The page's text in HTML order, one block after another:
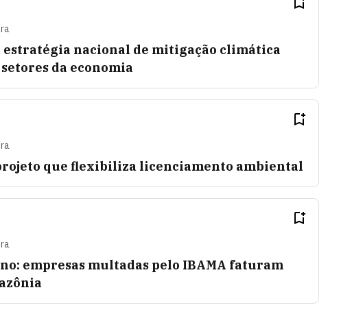
estratégia nacional de mitigação climática
da economia
que flexibiliza licenciamento ambiental
empresas multadas pelo IBAMA faturam